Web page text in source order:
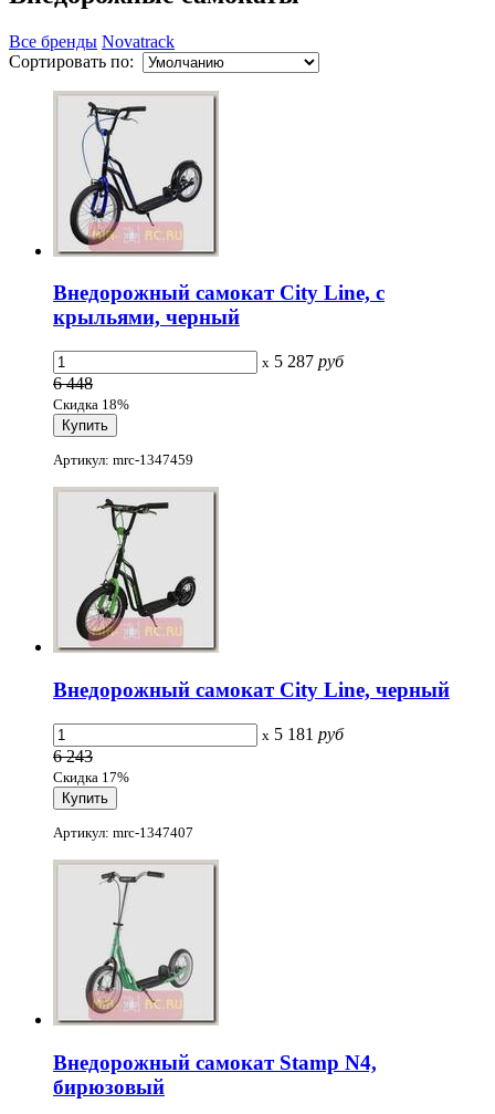
Все бренды Novatrack
Сортировать по:
Внедорожный самокат City Line, с
крыльями, черный
x 5 287 руб
6 448
Скидка 18%
Артикул: mrc-1347459
Внедорожный самокат City Line, черный
x 5 181 руб
6 243
Скидка 17%
Артикул: mrc-1347407
Внедорожный самокат Stamp N4,
бирюзовый